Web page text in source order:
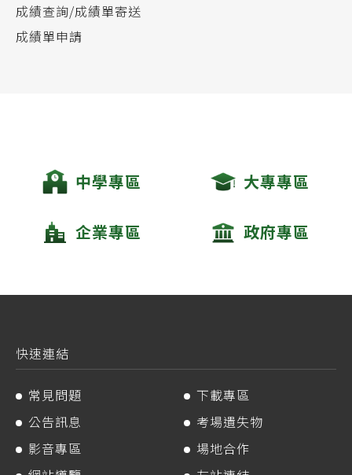
成績查詢/成績單寄送
成績單申請
中學專區 大專專區
企業專區 政府專區
快速連結
常見問題
下載專區
公告訊息
考場遺失物
影音專區
場地合作